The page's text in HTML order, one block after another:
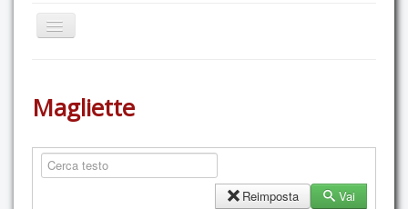
Comunicazione
GAS Felce & Mirtillo
Magliette
Vai
Reimposta